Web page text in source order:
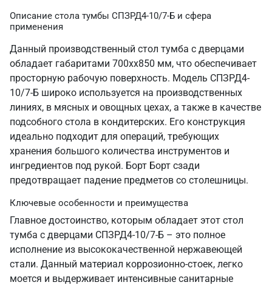
Описание стола тумбы СПЗРД4-10/7-Б и сфера
применения
Данный производственный стол тумба с дверцами
обладает габаритами 700хх850 мм, что обеспечивает
просторную рабочую поверхность. Модель СПЗРД4-
10/7-Б широко используется на производственных
линиях, в мясных и овощных цехах, а также в качестве
подсобного стола в кондитерских. Его конструкция
идеально подходит для операций, требующих
хранения большого количества инструментов и
ингредиентов под рукой. Борт Борт сзади
предотвращает падение предметов со столешницы.
Ключевые особенности и преимущества
Главное достоинство, которым обладает этот стол
тумба с дверцами СПЗРД4-10/7-Б – это полное
исполнение из высококачественной нержавеющей
стали. Данный материал коррозионно-стоек, легко
моется и выдерживает интенсивные санитарные